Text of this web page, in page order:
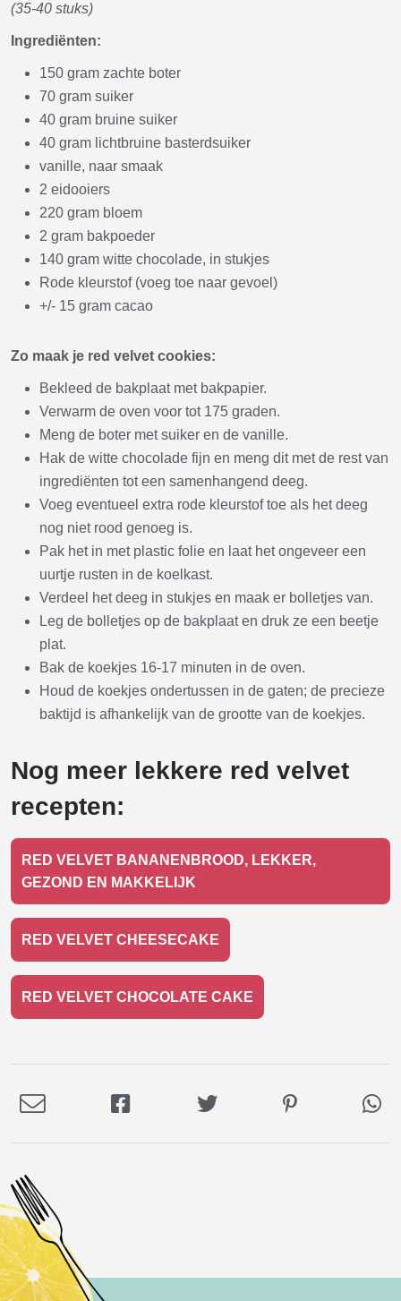
(35-40 stuks)
Ingrediënten:
150 gram zachte boter
70 gram suiker
40 gram bruine suiker
40 gram lichtbruine basterdsuiker
vanille, naar smaak
2 eidooiers
220 gram bloem
2 gram bakpoeder
140 gram witte chocolade, in stukjes
Rode kleurstof (voeg toe naar gevoel)
+/- 15 gram cacao
Zo maak je red velvet cookies:
Bekleed de bakplaat met bakpapier.
Verwarm de oven voor tot 175 graden.
Meng de boter met suiker en de vanille.
Hak de witte chocolade fijn en meng dit met de rest van
ingrediënten tot een samenhangend deeg.
Voeg eventueel extra rode kleurstof toe als het deeg
nog niet rood genoeg is.
Pak het in met plastic folie en laat het ongeveer een
uurtje rusten in de koelkast.
Verdeel het deeg in stukjes en maak er bolletjes van.
Leg de bolletjes op de bakplaat en druk ze een beetje
plat.
Bak de koekjes 16-17 minuten in de oven.
Houd de koekjes ondertussen in de gaten; de precieze
baktijd is afhankelijk van de grootte van de koekjes.
Nog meer lekkere red velvet
recepten:
RED VELVET BANANENBROOD, LEKKER,
GEZOND EN MAKKELIJK
RED VELVET CHEESECAKE
RED VELVET CHOCOLATE CAKE
Deel
Deel